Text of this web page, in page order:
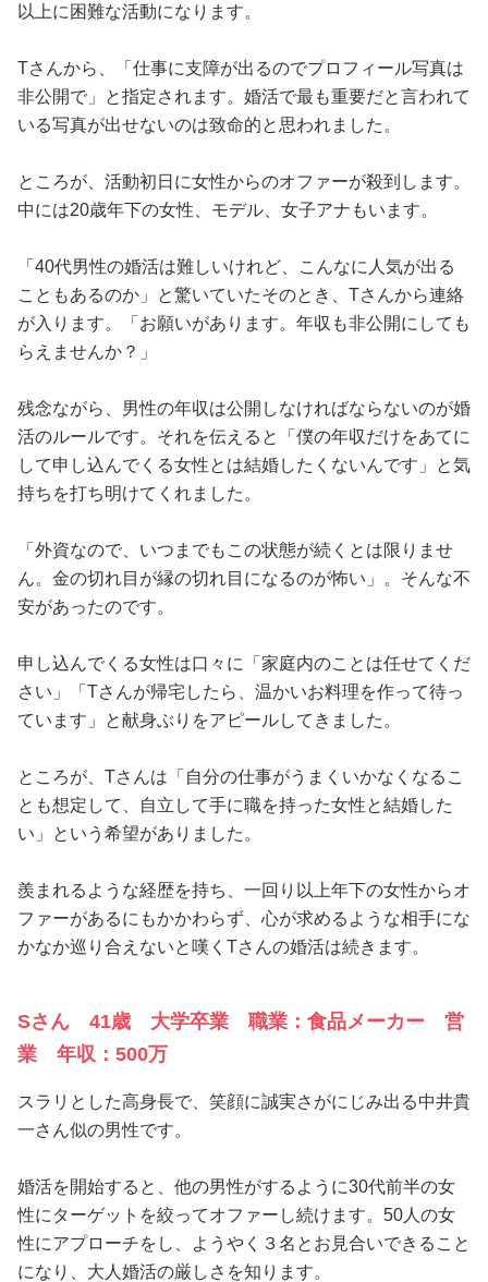
以上に困難な活動になります。
Tさんから、「仕事に支障が出るのでプロフィール写真は
非公開で」と指定されます。婚活で最も重要だと言われて
いる写真が出せないのは致命的と思われました。
ところが、活動初日に女性からのオファーが殺到します。
中には20歳年下の女性、モデル、女子アナもいます。
「40代男性の婚活は難しいけれど、こんなに人気が出る
こともあるのか」と驚いていたそのとき、Tさんから連絡
が入ります。「お願いがあります。年収も非公開にしても
らえませんか？」
残念ながら、男性の年収は公開しなければならないのが婚
活のルールです。それを伝えると「僕の年収だけをあてに
して申し込んでくる女性とは結婚したくないんです」と気
持ちを打ち明けてくれました。
「外資なので、いつまでもこの状態が続くとは限りませ
ん。金の切れ目が縁の切れ目になるのが怖い」。そんな不
安があったのです。
申し込んでくる女性は口々に「家庭内のことは任せてくだ
さい」「Tさんが帰宅したら、温かいお料理を作って待っ
ています」と献身ぶりをアピールしてきました。
ところが、Tさんは「自分の仕事がうまくいかなくなるこ
とも想定して、自立して手に職を持った女性と結婚した
い」という希望がありました。
羨まれるような経歴を持ち、一回り以上年下の女性からオ
ファーがあるにもかかわらず、心が求めるような相手にな
かなか巡り合えないと嘆くTさんの婚活は続きます。
Sさん 41歳 大学卒業 職業：食品メーカー 営
業 年収：500万
スラリとした高身長で、笑顔に誠実さがにじみ出る中井貴
一さん似の男性です。
婚活を開始すると、他の男性がするように30代前半の女
性にターゲットを絞ってオファーし続けます。50人の女
性にアプローチをし、ようやく３名とお見合いできること
になり、大人婚活の厳しさを知ります。